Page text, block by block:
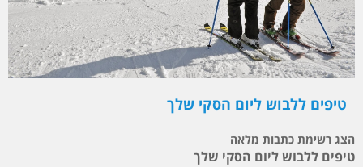
טיפים ללבוש ליום הסקי שלך
הצג רשימת כתבות מלאה
טיפים ללבוש ליום הסקי שלך